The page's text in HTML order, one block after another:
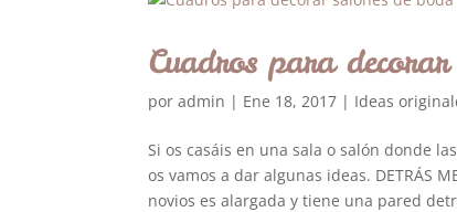
Cuadros para
poradmin | Ene 18, 2017 | Ideas
Si os casáis en una sala o salón donde
os vamos a dar algunas ideas. DETRÁS
novios es alargada y tiene una pared